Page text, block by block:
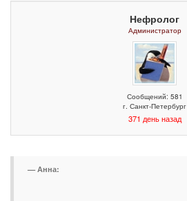
Нефролог
Администратор
Сообщений: 581
г. Санкт-Петербург
371 день назад
Анна: